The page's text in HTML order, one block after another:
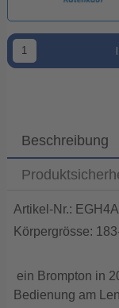
Beschreibung
Artikel-Nr.:
Körpergrösse:
ein Brompton in
Bedienung am